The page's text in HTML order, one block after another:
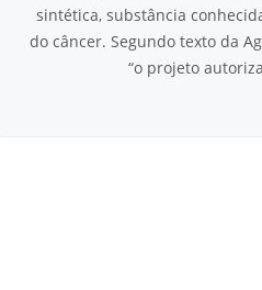
sintética, substância
do câncer. Segundo texto da
“o projeto autoriza